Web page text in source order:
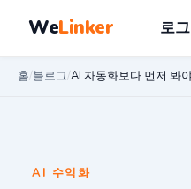
WeLinker 로
홈/블로그/AI 자동화보다 먼저 봐
AI 수익화